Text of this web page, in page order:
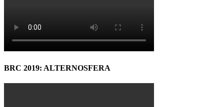
BRC 2019: ALTERNOSFERA